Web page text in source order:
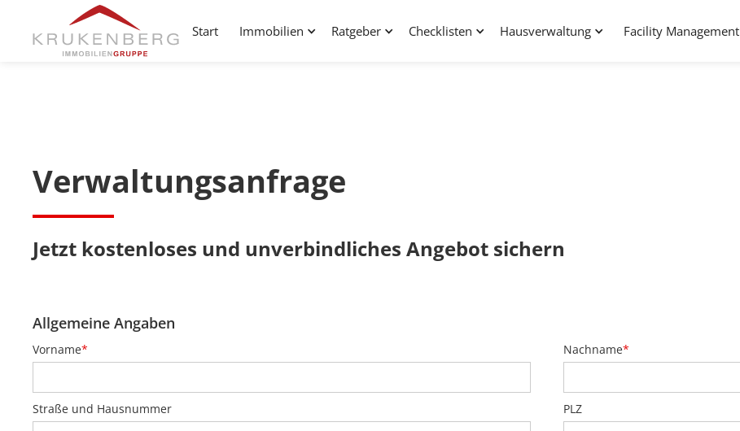
Start Immobilien Ratgeber Checklisten Hausverwaltung Facility Management
Verwaltungsanfrage
Jetzt kostenloses und unverbindliches Angebot sichern
Allgemeine Angaben
Vorname* Nachname*
Straße und Hausnummer PLZ